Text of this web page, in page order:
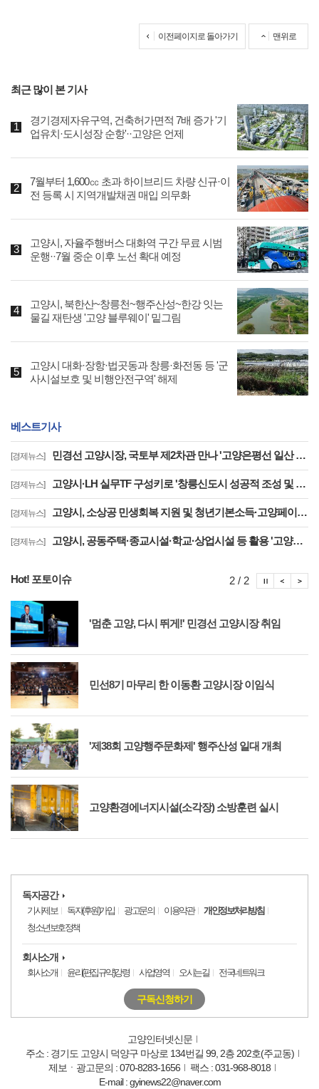
이전페이지로 돌아가기 맨위로
최근 많이 본 기사
경기경제자유구역, 건축허가면적 7배 증가 '기
업유치·도시성장 순항'··고양은 언제
7월부터 1,600㏄ 초과 하이브리드 차량 신규·이
전 등록 시 지역개발채권 매입 의무화
고양시, 자율주행버스 대화역 구간 무료 시범
운행··7월 중순 이후 노선 확대 예정
고양시, 북한산~창릉천~행주산성~한강 잇는
물길 재탄생 '고양 블루웨이' 밑그림
고양시 대화·장항·법곳동과 창릉·화전동 등 '군
사시설보호 및 비행안전구역' 해제
베스트기사
[경제뉴스] 민경선 고양시장, 국토부 제2차관 만나 '고양은평선 일산 연장 반영' 등 요청
[경제뉴스] 고양시·LH 실무TF 구성키로 '창릉신도시 성공적 조성 및 자족기능 강화 협력'
[경제뉴스] 고양시, 소상공 민생회복 지원 및 청년기본소득·고양페이 확대 '도비 매칭 관건'
[경제뉴스] 고양시, 공동주택·종교시설·학교·상업시설 등 활용 '고양형 주차공유제' 추진
Hot! 포토이슈
'멈춘 고양, 다시 뛰게!' 민경선 고양시장 취임
민선8기 마무리 한 이동환 고양시장 이임식
'제38회 고양행주문화제' 행주산성 일대 개최
고양환경에너지시설(소각장) 소방훈련 실시
2 / 2 포
포토이
독자공간
기사제보 독자(후원)가입 광고문의 이용약관
개인정보처리방침
청소년보호정책
회사소개
회사소개 윤리(편집규약)강령 사업영역 오시는길 전국네트워크
구독신청하기
고양인터넷신문
주소 : 경기도 고양시 덕양구 마상로 134번길 99, 2층 202호(주교동)
제보ㆍ광고문의 : 070-8283-1656
팩스 : 031-968-8018
E-mail : gyinews22@naver.com